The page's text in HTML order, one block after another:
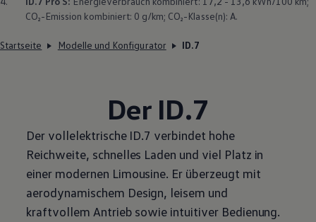
CO₂-Emission kombiniert: 0 g/km; CO₂-Klasse(n): A.
Startseite Modelle und Konfigurator ID.7
Der ID.7
Der vollelektrische ID.7 verbindet hohe
Reichweite, schnelles Laden und viel Platz in
einer modernen Limousine. Er überzeugt mit
aerodynamischem Design, leisem und
kraftvollem Antrieb sowie intuitiver Bedienung.